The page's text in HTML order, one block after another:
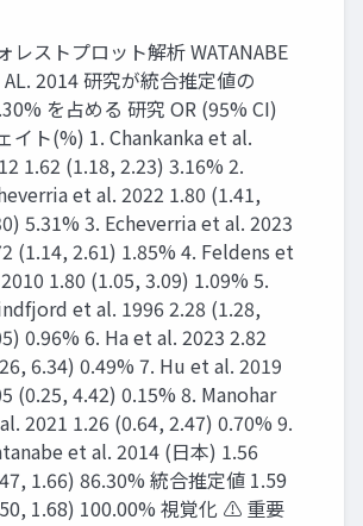
レストプロット解析 WATANABE
AL. 2014 研究が統合推定値の
を占める 研究 OR (95% CI)
イト(%) 1. Chankanka et al.
1.62 (1.18, 2.23) 3.16% 2.
et al. 2022 1.80 (1.41,
5.31% 3. Echeverria et al. 2023
(1.14, 2.61) 1.85% 4. Feldens et
1.80 (1.05, 3.09) 1.09% 5.
et al. 1996 2.28 (1.28,
0.96% 6. Ha et al. 2023 2.82
6.34) 0.49% 7. Hu et al. 2019
(0.25, 4.42) 0.15% 8. Manohar
2021 1.26 (0.64, 2.47) 0.70% 9.
et al. 2014 (日本) 1.56
1.66) 86.30% 統合推定値 1.59
1.68) 100.00% 視覚化 ⚠ 重要